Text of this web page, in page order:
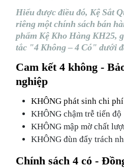
Hiểu được điều đó, Kệ Sắt
riêng một chính sách bán
phẩm Kệ Kho Hàng KH25,
tắc "4 Không – 4 Có" dưới
Cam kết 4 không -
nghiệp
KHÔNG phát sinh chi phí
KHÔNG chậm trễ tiến độ
KHÔNG mập mờ chất
KHÔNG đùn đẩy trách
Chính sách 4 có -